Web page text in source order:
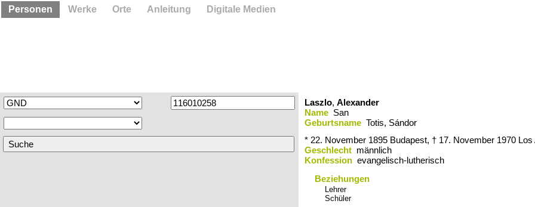
Laszlo, Alexander
Name San
Geburtsname Totis, Sándor
* 22. November 1895 Budapest, † 17. November 1970 Los
Geschlecht männlich
Konfession evangelisch-lutherisch
Beziehungen
Lehrer
Schüler
Personen Werke Orte Anleitung Digitale Medien